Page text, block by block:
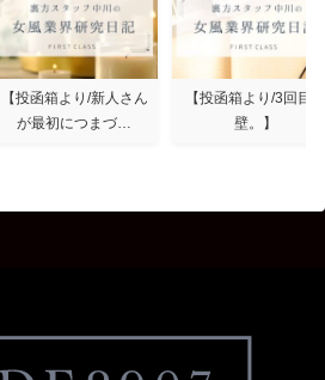
【投函箱より/新人さん
が最初につまづ…
【投函箱より/3回目の
壁。】